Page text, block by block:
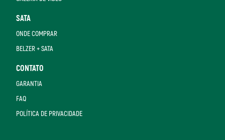
SATA
ONDE COMPRAR
BELZER + SATA
CONTATO
GARANTIA
FAQ
POLÍTICA DE PRIVACIDADE